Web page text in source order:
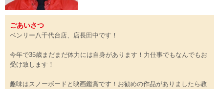
ごあいさつ
ベンリー八千代台店、店長田中です！
今年で35歳まだまだ体力には自身があります！力仕事でもなんでもお
受け致します！
趣味はスノーボードと映画鑑賞です！お勧めの作品がありましたら教